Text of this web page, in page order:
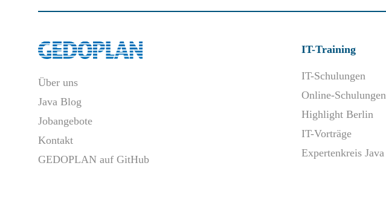
Über uns
Java Blog
Jobangebote
Kontakt
GEDOPLAN auf GitHub
IT-Training
IT-Schulungen
Online-Schulungen
Highlight Berlin
IT-Vorträge
Expertenkreis Java